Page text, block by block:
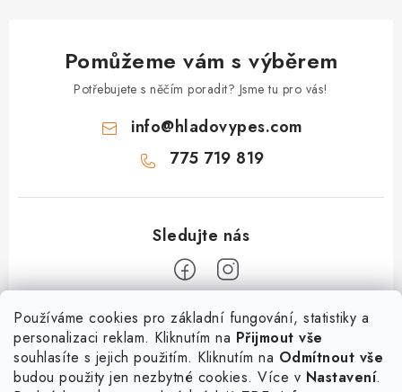
Používáme cookies pro základní fungování, statistiky a
personalizaci reklam. Kliknutím na Přijmout vše
souhlasíte s jejich použitím. Kliknutím na Odmítnout vše
budou použity jen nezbytné cookies. Více v Nastavení.
Pomůžeme vám s výběrem
Potřebujete s něčím poradit? Jsme tu pro vás!
info@hladovypes.com
775 719 819
Informace